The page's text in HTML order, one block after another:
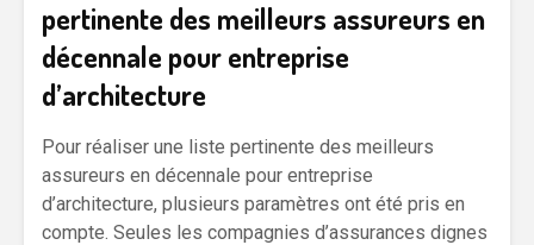
pertinente des meilleurs assureurs en
décennale pour entreprise
d’architecture
Pour réaliser une liste pertinente des meilleurs
assureurs en décennale pour entreprise
d’architecture, plusieurs paramètres ont été pris en
compte. Seules les compagnies d’assurances dignes